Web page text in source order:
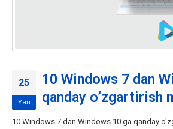
25
Yan
10 Windows 7 dan
qanday o’zgartirish
10 Windows 7 dan Windows 10 ga qanday